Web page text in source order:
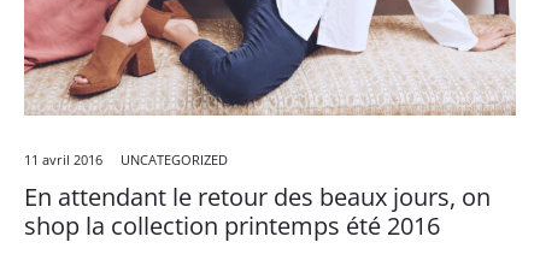
11 avril 2016 UNCATEGORIZED
En attendant le retour des beaux jours, on
shop la collection printemps été 2016